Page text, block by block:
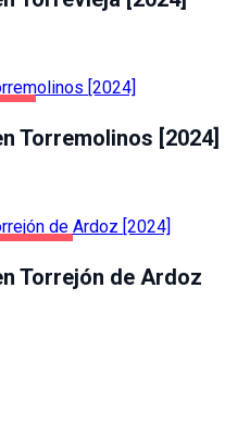
Torremolinos [2024]
Torrejón de Ardoz